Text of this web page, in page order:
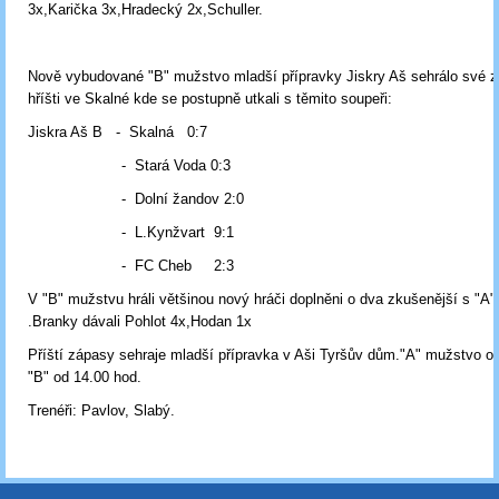
3x,Karička 3x,Hradecký 2x,Schuller.
Nově vybudované "B" mužstvo mladší přípravky Jiskry Aš sehrálo své
hříšti ve Skalné kde se postupně utkali s těmito soupeři:
Jiskra Aš B - Skalná 0:7
- Stará Voda 0:3
- Dolní žandov 2:0
- L.Kynžvart 9:1
- FC Cheb 2:3
V "B" mužstvu hráli většinou nový hráči doplněni o dva zkušenější s
.Branky dávali Pohlot 4x,Hodan 1x
Příští zápasy sehraje mladší přípravka v Aši Tyršův dům."A" mužstvo
"B" od 14.00 hod.
Trenéři: Pavlov, Slabý.